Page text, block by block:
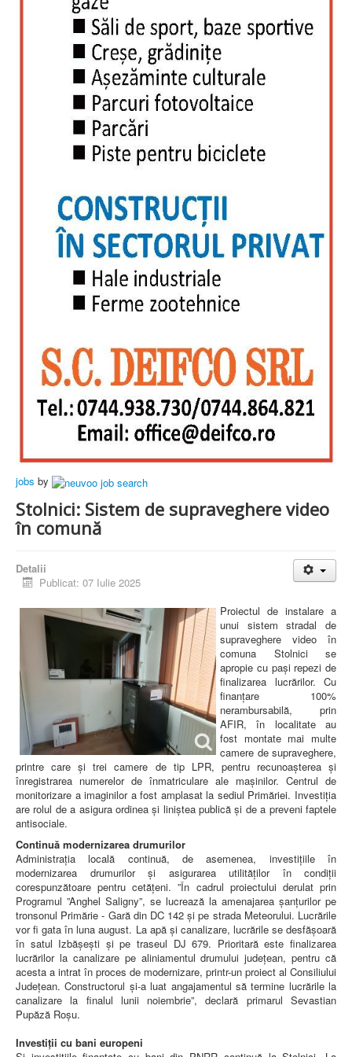
jobs by
Stolnici: Sistem de supraveghere video
în comună
Detalii
Publicat: 07 Iulie 2025
Proiectul de instalare a
unui sistem stradal de
supraveghere video în
comuna Stolnici se
apropie cu pași repezi de
finalizarea lucrărilor. Cu
finanțare 100%
nerambursabilă, prin
AFIR, în localitate au
fost montate mai multe
camere de supraveghere,
printre care și trei camere de tip LPR, pentru recunoașterea și
înregistrarea numerelor de înmatriculare ale mașinilor. Centrul de
monitorizare a imaginilor a fost amplasat la sediul Primăriei. Investiția
are rolul de a asigura ordinea și liniștea publică și de a preveni faptele
antisociale.
Continuă modernizarea drumurilor
Administrația locală continuă, de asemenea, investițiile în
modernizarea drumurilor și asigurarea utilităților în condiții
corespunzătoare pentru cetățeni. ”În cadrul proiectului derulat prin
Programul ”Anghel Saligny”, se lucrează la amenajarea șanțurilor pe
tronsonul Primărie - Gară din DC 142 și pe strada Meteorului. Lucrările
vor fi gata în luna august. La apă și canalizare, lucrările se desfășoară
în satul Izbășești și pe traseul DJ 679. Prioritară este finalizarea
lucrărilor la canalizare pe aliniamentul drumului județean, pentru că
acesta a intrat în proces de modernizare, printr-un proiect al Consiliului
Județean. Constructorul și-a luat angajamentul să termine lucrările la
canalizare la finalul lunii noiembrie”, declară primarul Sevastian
Pupăză Roșu.
Investiții cu bani europeni